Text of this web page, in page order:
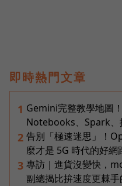
即時熱門文章
1 Gemini完整教學地圖
Notebooks、Spark、
2 告別「極速迷思」！
麼才是 5G 時代的好網
3 專訪｜進貨沒變快，
副總揭比拚速度更棘